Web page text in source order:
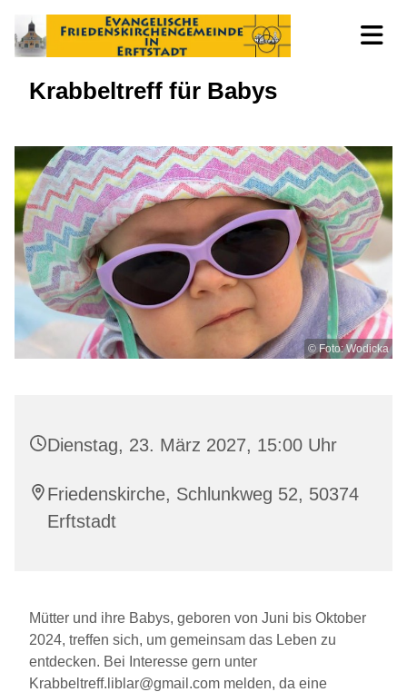
Krabbeltreff für Babys
© Foto: Wodicka
Dienstag, 23. März 2027, 15:00 Uhr
Friedenskirche, Schlunkweg 52, 50374
Erftstadt
Mütter und ihre Babys, geboren von Juni bis Oktober
2024, treffen sich, um gemeinsam das Leben zu
entdecken. Bei Interesse gern unter
Krabbeltreff.liblar@gmail.com melden, da eine